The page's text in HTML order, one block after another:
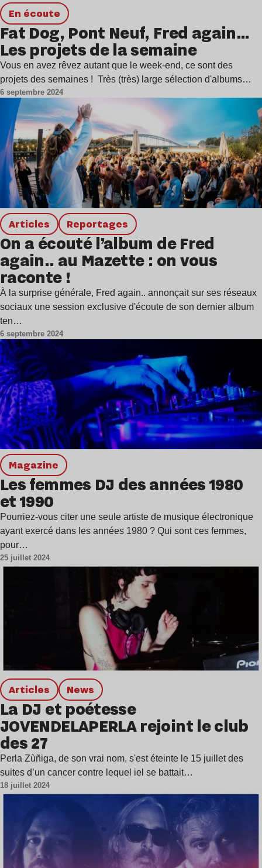
en écoute
Fat Dog, Pont Neuf, Fred again…
Les projets de la semaine
Vous en avez rêvez autant que le week-end, ce sont des
projets des semaines ! Très (très) large sélection d'albums…
6 septembre 2024
Articles Reportages
On a écouté l’album de Fred
again.. au Mazette : on vous
raconte !
À la surprise générale, Fred again.. annonçait sur ses réseaux
sociaux une session exclusive d'écoute de son dernier album
ten…
6 septembre 2024
magazine
Les femmes DJ des années 1980
et 1990
Pourriez-vous citer une seule artiste de musique électronique
ayant exercé dans les années 1980 ? Qui sont ces femmes,
pour…
25 juillet 2024
Articles news
La DJ et poétesse
JOVENDELAPERLA rejoint le club
des 27
Perla Zùñiga, de son vrai nom, s'est éteinte le 15 juillet des
suites d’un cancer contre lequel iel se battait…
18 juillet 2024